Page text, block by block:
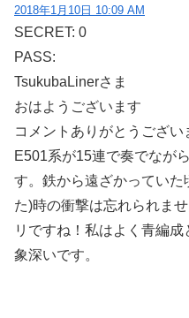
2018年1月10日 10:09 AM
SECRET: 0
PASS:
TsukubaLinerさま
おはようございます
コメントありがとうござい
E501系が15連で奏でなが
す。鉄から遠ざかってい
た)時の衝撃は忘れられま
リですね！私はよく青編
象深いです。